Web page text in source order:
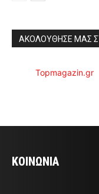
ΑΚΟΛΟΥΘΗΣΕ ΜΑΣ
Topmagazin.gr
ΚΟΙΝΩΝΙΑ